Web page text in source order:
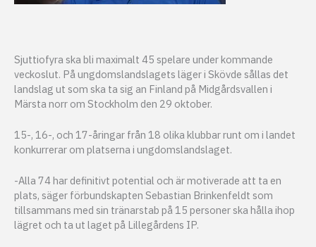
Sjuttiofyra ska bli maximalt 45 spelare under kommande
veckoslut. På ungdomslandslagets läger i Skövde sållas det
landslag ut som ska ta sig an Finland på Midgårdsvallen i
Märsta norr om Stockholm den 29 oktober.
15-, 16-, och 17-åringar från 18 olika klubbar runt om i landet
konkurrerar om platserna i ungdomslandslaget.
-Alla 74 har definitivt potential och är motiverade att ta en
plats, säger förbundskapten Sebastian Brinkenfeldt som
tillsammans med sin tränarstab på 15 personer ska hålla ihop
lägret och ta ut laget på Lillegårdens IP.